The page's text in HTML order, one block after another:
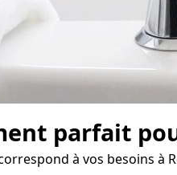
parfait
à vos besoins